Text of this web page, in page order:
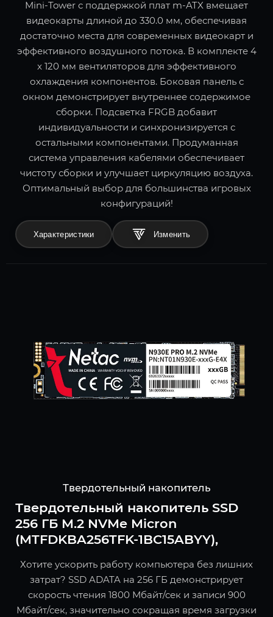
Mini-Tower с поддержкой плат m-ATX вмещает
видеокарты длиной до 330.0 мм, обеспечивая
достаточно места для современных видеокарт и
эффективного воздушного потока. В комплекте 4
x 120 мм вентиляторов для эффективного
охлаждения компонентов. Боковая панель с
окном демонстрирует внутреннее содержимое
сборки. Подсветка FRGB добавит
индивидуальности и синхронизируется с
остальными компонентами. Продуманная
система управления кабелями обеспечивает
чистоту сборки и улучшает циркуляцию воздуха.
Оптимальный выбор для большинства игровых
конфигураций!
Характеристики
Твердотельный накопитель
Твердотельный накопитель SSD
256 ГБ M.2 NVMe Micron
(MTFDKBA256TFK-1BC15ABYY),
Хотите ускорить работу компьютера без лишних
затрат? SSD ADATA на 256 ГБ демонстрирует
скорость чтения 1800 Мбайт/сек и записи 900
Мбайт/сек, значительно сокращая время загрузки